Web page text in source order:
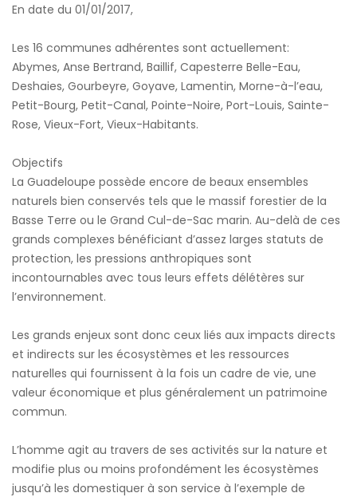
En date du 01/01/2017,
Les 16 communes adhérentes sont actuellement:
Abymes, Anse Bertrand, Baillif, Capesterre Belle-Eau,
Deshaies, Gourbeyre, Goyave, Lamentin, Morne-à-l’eau,
Petit-Bourg, Petit-Canal, Pointe-Noire, Port-Louis, Sainte-
Rose, Vieux-Fort, Vieux-Habitants.
Objectifs
La Guadeloupe possède encore de beaux ensembles
naturels bien conservés tels que le massif forestier de la
Basse Terre ou le Grand Cul-de-Sac marin. Au-delà de ces
grands complexes bénéficiant d’assez larges statuts de
protection, les pressions anthropiques sont
incontournables avec tous leurs effets délétères sur
l’environnement.
Les grands enjeux sont donc ceux liés aux impacts directs
et indirects sur les écosystèmes et les ressources
naturelles qui fournissent à la fois un cadre de vie, une
valeur économique et plus généralement un patrimoine
commun.
L’homme agit au travers de ses activités sur la nature et
modifie plus ou moins profondément les écosystèmes
jusqu’à les domestiquer à son service à l’exemple de